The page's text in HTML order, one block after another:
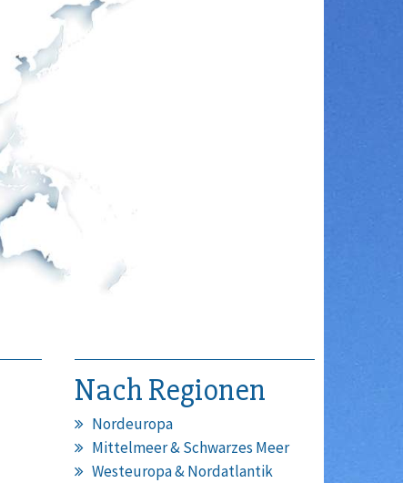
Nach Regionen
Nordeuropa
Mittelmeer & Schwarzes Meer
Westeuropa & Nordatlantik